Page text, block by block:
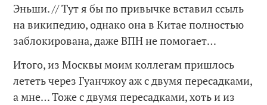
Эньши. // Тут я бы по привычке вставил ссыль
на википедию, однако она в Китае полностью
заблокирована, даже ВПН не помогает…
Итого, из Москвы моим коллегам пришлось
лететь через Гуанчжоу аж с двумя пересадками,
а мне… Тоже с двумя пересадками, хоть и из